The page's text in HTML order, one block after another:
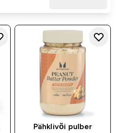
Pähklivõi pulber